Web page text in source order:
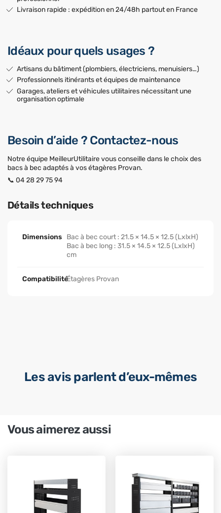
Livraison rapide : expédition en 24/48h partout en France
Idéaux pour quels usages ?
Artisans du bâtiment (plombiers, électriciens, menuisiers…)
Professionnels itinérants et équipes de maintenance
Garages, ateliers et véhicules utilitaires nécessitant une
organisation optimale
Besoin d’aide ? Contactez-nous
Notre équipe MeilleurUtilitaire vous conseille dans le choix des
bacs à bec adaptés à vos étagères Provan.
📞 04 28 29 75 94
Détails techniques
Dimensions
Bac à bec court : 21.5 × 14.5 × 12.5 (LxlxH)
Bac à bec long : 31.5 × 14.5 × 12.5 (LxlxH)
cm
CompatibilitéÉtagères Provan
Les avis parlent d’eux-mêmes
Vous aimerez aussi